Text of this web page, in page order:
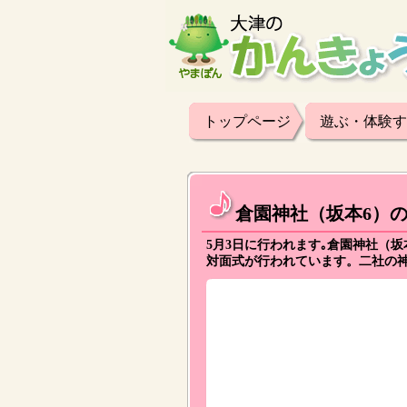
トップページ 遊ぶ・体験
倉園神社（坂本6）
5月3日に行われます｡倉園神社（
対面式が行われています。二社の